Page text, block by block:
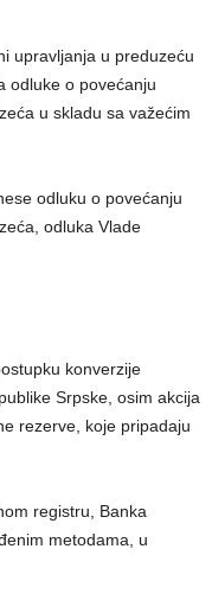
upravljanja u preduzeću
odluke o povećanju
u skladu sa važećim
odluku o povećanju
odluka Vlade
konverzije
Srpske, osim akcija
rezerve, koje pripadaju
registru, Banka
metodama, u